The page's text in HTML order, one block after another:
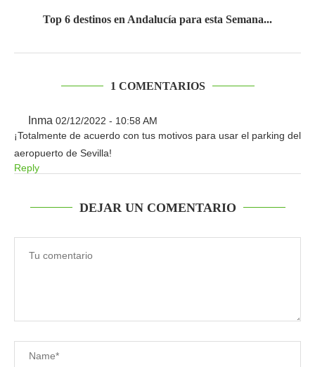
Top 6 destinos en Andalucía para esta Semana...
1 COMENTARIOS
Inma 02/12/2022 - 10:58 AM
¡Totalmente de acuerdo con tus motivos para usar el parking del
aeropuerto de Sevilla!
Reply
DEJAR UN COMENTARIO